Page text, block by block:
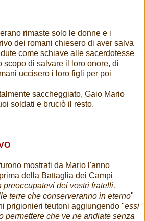
rimaste solo le donne e i
dei romani chiesero di aver salva
come schiave alle sacerdotesse
scopo di salvare il loro onore, di
uccisero i loro figli per poi
saccheggiato, Gaio Mario
soldati e bruciò il resto.
mostrati da Mario l'anno
della Battaglia dei Campi
preoccupatevi dei vostri fratelli,
terre che conserveranno in eterno"
prigionieri teutoni aggiungendo "essi
permettere che ve ne andiate senza